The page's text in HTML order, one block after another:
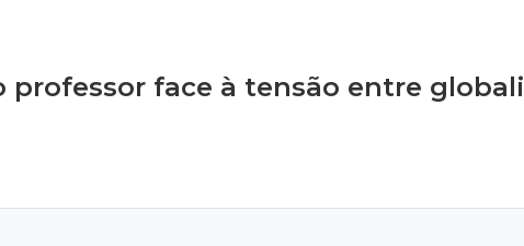
face à tensão entre